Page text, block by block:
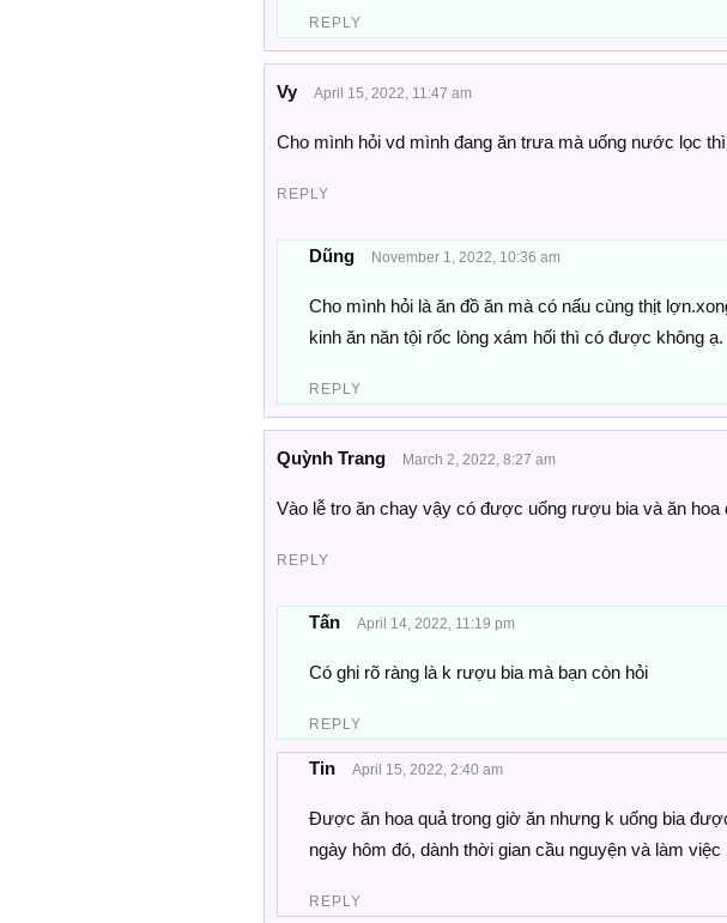
REPLY
Vy April 15, 2022, 11:47 am
Cho mình hỏi vd mình đang ăn trưa mà uống nước lọc
REPLY
Dũng November 1, 2022, 10:36 am
Cho mình hỏi là ăn đồ ăn mà có nấu cùng thịt
kinh ăn năn tội rốc lòng xám hối thì có được không ạ.
REPLY
Quỳnh Trang March 2, 2022, 8:27 am
Vào lễ tro ăn chay vậy có được uống rượu bia và ăn hoa
REPLY
Tấn April 14, 2022, 11:19 pm
Có ghi rõ ràng là k rượu bia mà bạn còn hỏi
REPLY
Tin April 15, 2022, 2:40 am
Được ăn hoa quả trong giờ ăn nhưng k uống bia
ngày hôm đó, dành thời gian cầu nguyện và làm việc
REPLY